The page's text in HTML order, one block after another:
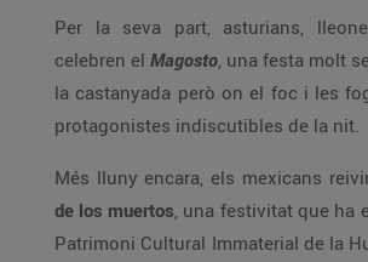
Per la seva part, asturians,
celebren el Magosto, una festa molt
la castanyada però on el foc i les
protagonistes indiscutibles de la nit.
Més lluny encara, els mexicans
de los muertos, una festivitat que ha
Patrimoni Cultural Immaterial de la